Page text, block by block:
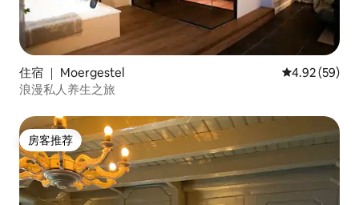
住宿 ｜ Moergestel 平均评分
4.92 (59)
浪漫私人养生之旅
房客推荐
房客推荐